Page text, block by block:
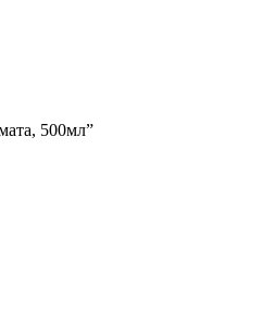
500мл”